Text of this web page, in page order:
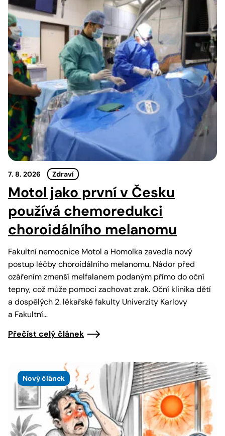
7. 8. 2026 Zdraví
Motol jako první v Česku
používá chemoredukci
choroidálního melanomu
Fakultní nemocnice Motol a Homolka zavedla nový
postup léčby choroidálního melanomu. Nádor před
ozářením zmenší melfalanem podaným přímo do oční
tepny, což může pomoci zachovat zrak. Oční klinika dětí
a dospělých 2. lékařské fakulty Univerzity Karlovy
a Fakultní…
Přečíst celý článek
Nový článek